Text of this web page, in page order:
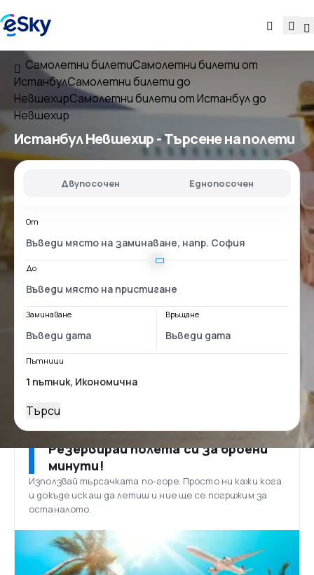
Самолетни билетиСамолетни билети от
ИстанбулСамолетни билети до
НевшехирСамолетни билети от Истанбул до
Невшехир
Истанбул Невшехир- Търсене на полети
Двупосочен Еднопосочен
От
До
Заминаване Връщане
Пътници
Търси
Резервирай полета си за броени
минути!
Използвай търсачката по-горе. Просто ни кажи кога
и докъде искаш да летиш и ние ще се погрижим за
останалото.